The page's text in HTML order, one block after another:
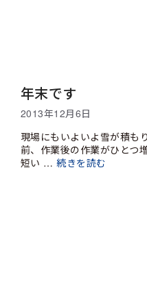
年末です
2013年12月6日
現場にもいよいよ雪が積も
前、作業後の作業がひとつ
短い …続きを読む